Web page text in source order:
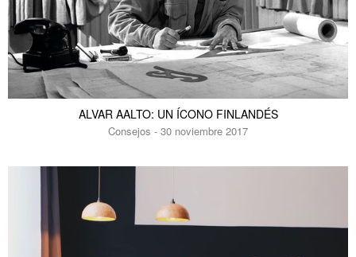
ALVAR AALTO: UN ÍCONO FINLANDÉS
Consejos - 30 noviembre 2017